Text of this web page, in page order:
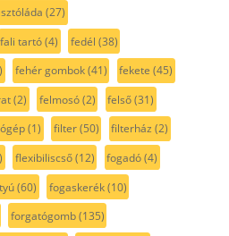
(27)
fali tartó(4) fedél (38)
fehér gombok(41) fekete (45)
(2) felmosó(2) felső(31)
(1) filter(50) filterház (2)
flexibiliscső(12) fogadó(4)
(60) fogaskerék(10)
forgatógomb(135)